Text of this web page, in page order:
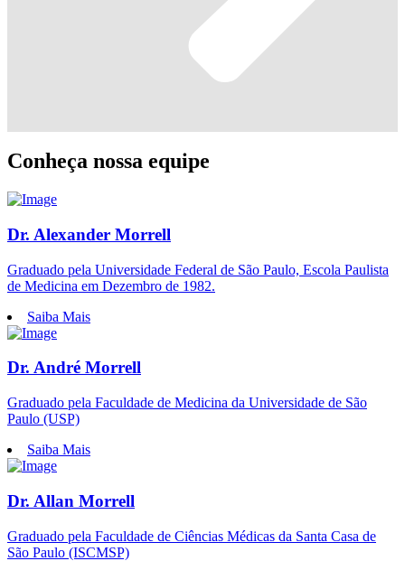
Conheça nossa equipe
Dr. Alexander Morrell
Graduado pela Universidade Federal de São Paulo, Escola Paulista
de Medicina em Dezembro de 1982.
Saiba Mais
Dr. André Morrell
Graduado pela Faculdade de Medicina da Universidade de São
Paulo (USP)
Saiba Mais
Dr. Allan Morrell
Graduado pela Faculdade de Ciências Médicas da Santa Casa de
São Paulo (ISCMSP)